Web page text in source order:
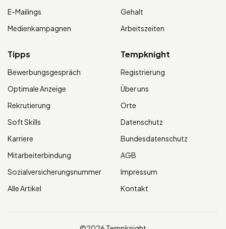
E-Mailings
Medienkampagnen
Gehalt
Arbeitszeiten
Tipps
Bewerbungsgespräch
Optimale Anzeige
Rekrutierung
Soft Skills
Karriere
Mitarbeiterbindung
Sozialversicherungsnummer
Alle Artikel
Tempknight
Registrierung
Über uns
Orte
Datenschutz
Bundesdatenschutz
AGB
Impressum
Kontakt